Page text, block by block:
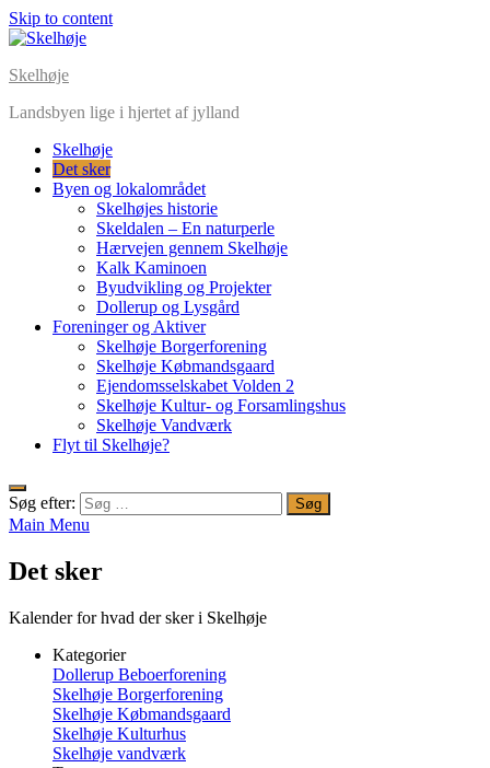
Skip to content
Skelhøje
Landsbyen lige i hjertet af jylland
Skelhøje
Det sker
Byen og lokalområdet
Skelhøjes historie
Skeldalen – En naturperle
Hærvejen gennem Skelhøje
Kalk Kaminoen
Byudvikling og Projekter
Dollerup og Lysgård
Foreninger og Aktiver
Skelhøje Borgerforening
Skelhøje Købmandsgaard
Ejendomsselskabet Volden 2
Skelhøje Kultur- og Forsamlingshus
Skelhøje Vandværk
Flyt til Skelhøje?
Søg efter:
Main Menu
Det sker
Kalender for hvad der sker i Skelhøje
Kategorier
Dollerup Beboerforening
Skelhøje Borgerforening
Skelhøje Købmandsgaard
Skelhøje Kulturhus
Skelhøje vandværk